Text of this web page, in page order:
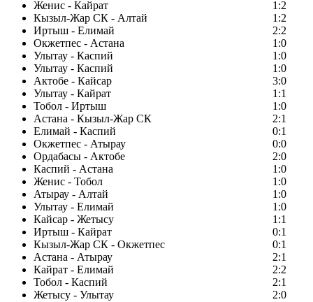
Женис - Кайрат
1:2
Кызыл-Жар СК - Алтай
1:2
Иртыш - Елимай
2:2
Окжетпес - Астана
1:0
Улытау - Каспий
1:0
Улытау - Каспий
1:0
Актобе - Кайсар
3:0
Улытау - Кайрат
1:1
Тобол - Иртыш
1:0
Астана - Кызыл-Жар СК
2:1
Елимай - Каспий
0:1
Окжетпес - Атырау
0:0
Ордабасы - Актобе
2:0
Каспий - Астана
1:0
Женис - Тобол
1:0
Атырау - Алтай
1:0
Улытау - Елимай
1:0
Кайсар - Жетысу
1:1
Иртыш - Кайрат
0:1
Кызыл-Жар СК - Окжетпес
0:1
Астана - Атырау
2:1
Кайрат - Елимай
2:2
Тобол - Каспий
2:1
Жетысу - Улытау
2:0